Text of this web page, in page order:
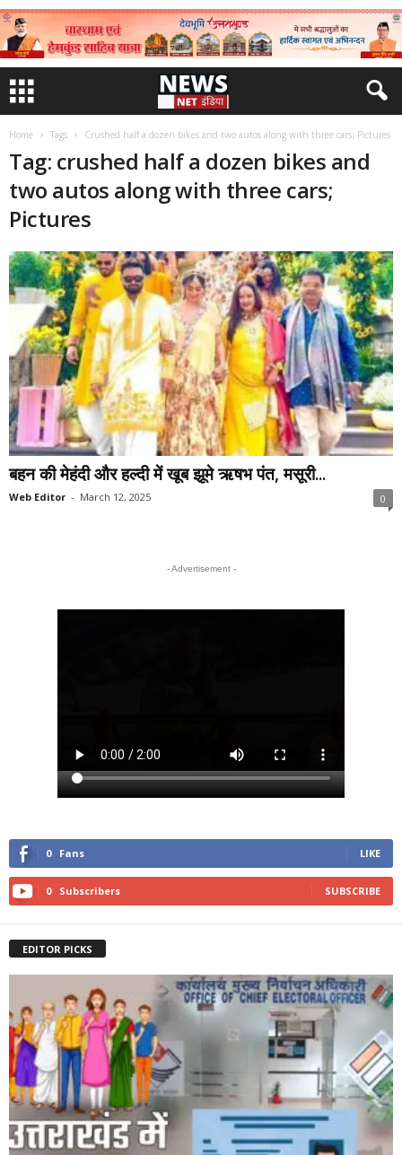
Home Tags Crushed half a dozen bikes and two autos along with three cars; Pictures
Tag: crushed half a dozen bikes and
two autos along with three cars;
Pictures
बहन की मेहंदी और हल्दी में खूब झूमे ऋषभ पंत, मसूरी...
Web Editor - March 12, 2025 0
- Advertisement -
0 Fans LIKE
0 Subscribers SUBSCRIBE
EDITOR PICKS